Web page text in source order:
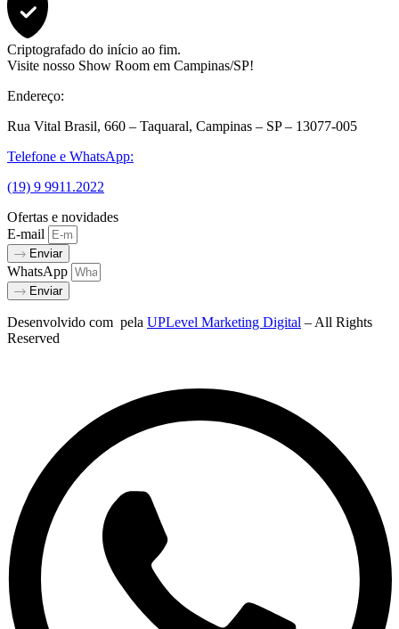
Criptografado do início ao fim.
Visite nosso Show Room em Campinas/SP!
Endereço:
Rua Vital Brasil, 660 – Taquaral, Campinas – SP – 13077-005
Telefone e WhatsApp:
(19) 9 9911.2022
Ofertas e novidades
E-mail
Enviar
WhatsApp
Enviar
Desenvolvido com pela UPLevel Marketing Digital – All Rights
Reserved